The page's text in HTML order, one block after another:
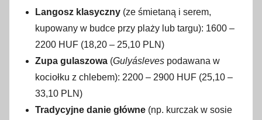
Langosz klasyczny (ze śmietaną i serem,
kupowany w budce przy plaży lub targu): 1600 –
2200 HUF (18,20 – 25,10 PLN)
Zupa gulaszowa (Gulyásleves podawana w
kociołku z chlebem): 2200 – 2900 HUF (25,10 –
33,10 PLN)
Tradycyjne danie główne (np. kurczak w sosie